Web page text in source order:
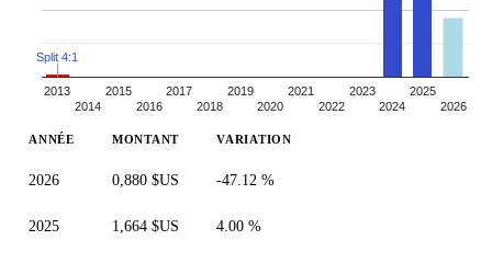
2013
2014
2015
2016
2017
2018
2019
2020
2021
2022
2023
2024
2025
2026
Split 4:1
ANNÉE MONTANT VARIATION
2026 0,880 $US -47.12 %
2025 1,664 $US 4.00 %